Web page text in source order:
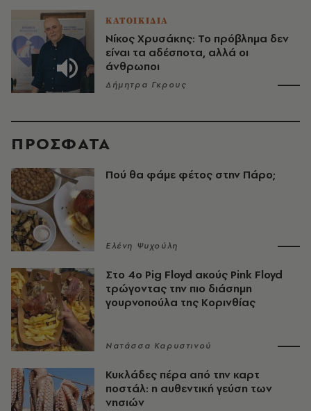
ΚΑΤΟΙΚΙΔΙΑ
Νίκος Χρυσάκης: Το πρόβλημα δεν
είναι τα αδέσποτα, αλλά οι
άνθρωποι
Δήμητρα Γκρους
ΠΡΟΣΦΑΤΑ
Πού θα φάμε φέτος στην Πάρο;
Ελένη Ψυχούλη
Στο 4ο Pig Floyd ακούς Pink Floyd
τρώγοντας την πιο διάσημη
γουρνοπούλα της Κορινθίας
Νατάσσα Καρυστινού
Κυκλάδες πέρα από την καρτ
ποστάλ: η αυθεντική γεύση των
νησιών